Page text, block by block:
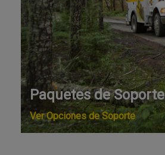
Paquetes de Soporte
Ver Opciones de Soporte